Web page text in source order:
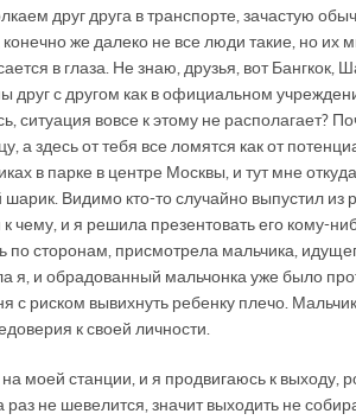
друг друга в транспорте, зачастую
же далеко не все люди такие, но их
в глаза. Не знаю, друзья, вот Бангкок,
с другом как в официальном
ситуация вовсе к этому не располагает?
а здесь от тебя все ломятся как от
в парке в центре Москвы, и тут мне
Видимо кто-то случайно выпустил из
чему, и я решила презентовать его кому-
сторонам, присмотрела мальчика,
я, и обрадованный мальчонка уже было
с риском вывихнуть ребенку плечо. Мальчик
к своей личности.
моей станции, и я продвигаюсь к выходу,
не шевелится, значит выходить не